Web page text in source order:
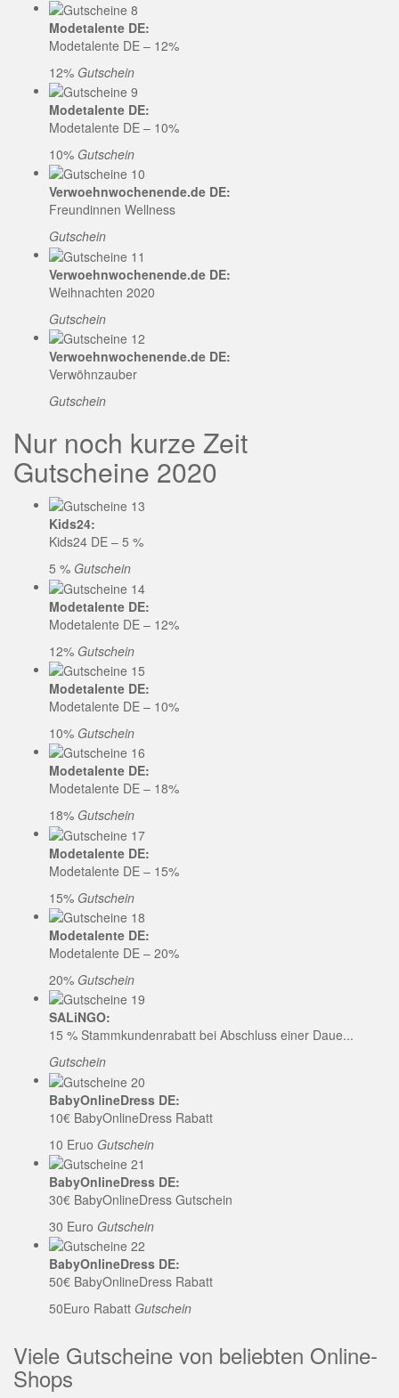
Modetalente DE:
Modetalente DE – 12%
12% Gutschein
Modetalente DE:
Modetalente DE – 10%
10% Gutschein
Verwoehnwochenende.de DE:
Freundinnen Wellness
Gutschein
Verwoehnwochenende.de DE:
Weihnachten 2020
Gutschein
Verwoehnwochenende.de DE:
Verwöhnzauber
Gutschein
Nur noch kurze Zeit
Gutscheine 2020
Kids24:
Kids24 DE – 5 %
5 % Gutschein
Modetalente DE:
Modetalente DE – 12%
12% Gutschein
Modetalente DE:
Modetalente DE – 10%
10% Gutschein
Modetalente DE:
Modetalente DE – 18%
18% Gutschein
Modetalente DE:
Modetalente DE – 15%
15% Gutschein
Modetalente DE:
Modetalente DE – 20%
20% Gutschein
SALiNGO:
15 % Stammkundenrabatt bei Abschluss einer Daue...
Gutschein
BabyOnlineDress DE:
10€ BabyOnlineDress Rabatt
10 Eruo Gutschein
BabyOnlineDress DE:
30€ BabyOnlineDress Gutschein
30 Euro Gutschein
BabyOnlineDress DE:
50€ BabyOnlineDress Rabatt
50Euro Rabatt Gutschein
Viele Gutscheine von beliebten Online-
Shops